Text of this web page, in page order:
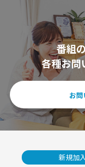
番組
各種お問
お
新規加